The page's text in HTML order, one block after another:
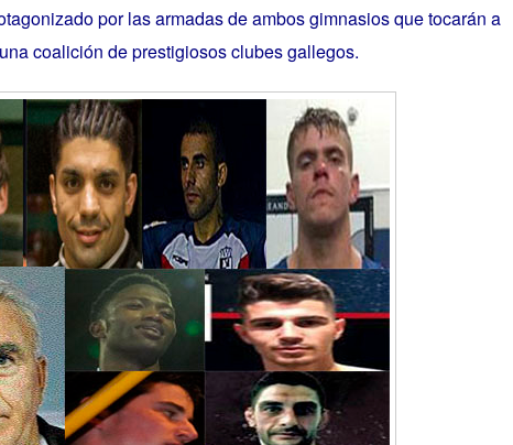
por las armadas de ambos gimnasios que tocarán a
coalición de prestigiosos clubes gallegos.